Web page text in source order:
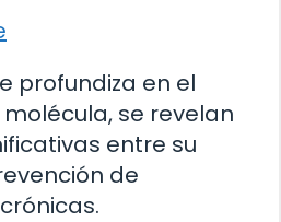
profundiza en el
se revelan
entre su
de